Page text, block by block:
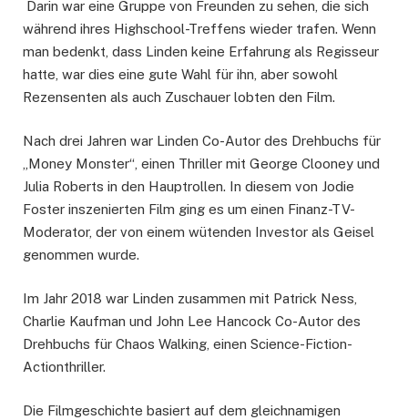
Darin war eine Gruppe von Freunden zu sehen, die sich
während ihres Highschool-Treffens wieder trafen. Wenn
man bedenkt, dass Linden keine Erfahrung als Regisseur
hatte, war dies eine gute Wahl für ihn, aber sowohl
Rezensenten als auch Zuschauer lobten den Film.
Nach drei Jahren war Linden Co-Autor des Drehbuchs für
„Money Monster“, einen Thriller mit George Clooney und
Julia Roberts in den Hauptrollen. In diesem von Jodie
Foster inszenierten Film ging es um einen Finanz-TV-
Moderator, der von einem wütenden Investor als Geisel
genommen wurde.
Im Jahr 2018 war Linden zusammen mit Patrick Ness,
Charlie Kaufman und John Lee Hancock Co-Autor des
Drehbuchs für Chaos Walking, einen Science-Fiction-
Actionthriller.
Die Filmgeschichte basiert auf dem gleichnamigen